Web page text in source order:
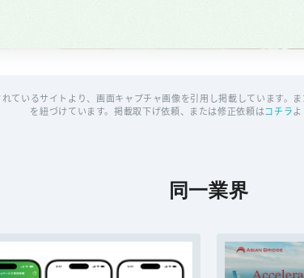
ているサイトより、画面キャプチャ画像を引用し掲載しています。
を紐づけています。掲載取下げ依頼、または修正依頼はコチラ
同一業界